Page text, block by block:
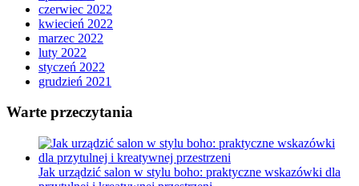
czerwiec 2022
kwiecień 2022
marzec 2022
luty 2022
styczeń 2022
grudzień 2021
Warte przeczytania
Jak urządzić salon w stylu boho: praktyczne wskazówki dla